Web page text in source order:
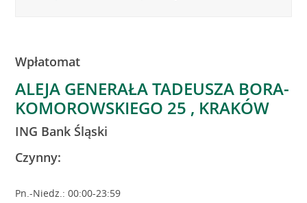
Wpłatomat
ALEJA GENERAŁA TADEUSZA BORA-
KOMOROWSKIEGO 25 , KRAKÓW
ING Bank Śląski
Czynny:
Pn.-Niedz.: 00:00-23:59